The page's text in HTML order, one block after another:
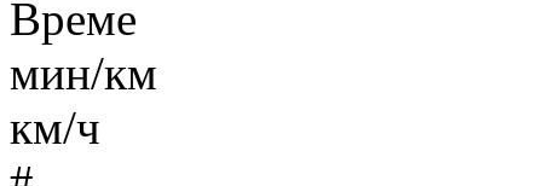
Време
мин/км
км/ч